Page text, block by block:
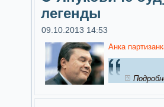
легенды
09.10.2013 14:53
Анка